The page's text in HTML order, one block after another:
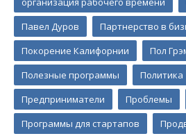
Павел Дуров
Партнерство в
Покорение Калифорнии
Пол
Полезные программы
Политика
Предприниматели
Проблемы
Программы для стартапов